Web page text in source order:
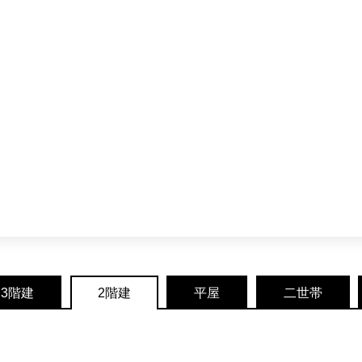
3階建 2階建 平屋 二世帯